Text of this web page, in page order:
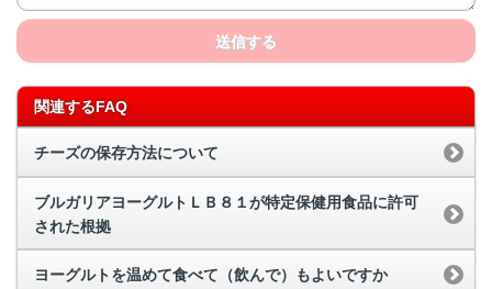
送信する
関連するFAQ
チーズの保存方法について
ブルガリアヨーグルトＬＢ８１が特定保健用食品に許可
された根拠
ヨーグルトを温めて食べて（飲んで）もよいですか